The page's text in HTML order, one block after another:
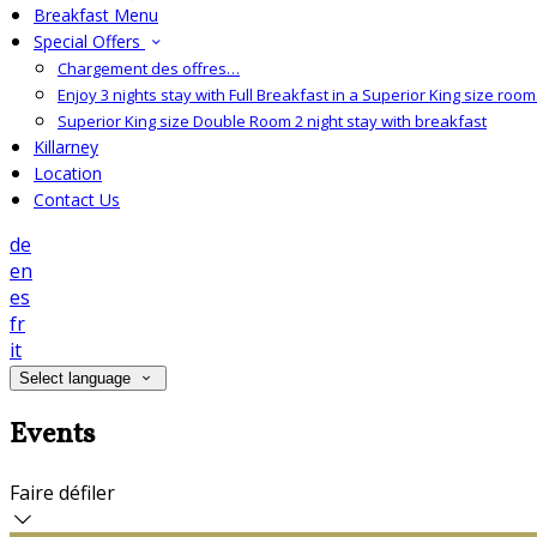
Breakfast Menu
Special Offers
Chargement des offres…
Enjoy 3 nights stay with Full Breakfast in a Superior King size
Superior King size Double Room 2 night stay with breakfast
Killarney
Location
Contact Us
de
en
es
fr
it
Select language
Events
Faire défiler